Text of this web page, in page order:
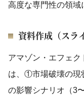
高度な専門性の領域
資料作成（スラ
アマゾン・エフェ
は、①市場破壊の
の影響シナリオ（3